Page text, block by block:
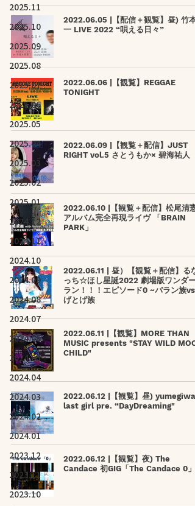
2025.11
2025.10
2025.09
2025.08
2025.07
2025.06
2025.05
2025.04
2025.03
2025.02
2025.01
2024.12
2024.11
2024.10
2024.09
2024.08
2024.07
2024.06
2024.05
2024.04
2024.03
2024.02
2024.01
2023.12
2023.11
2023.10
2022.06.05 |【配信＋観覧】昼) 竹本
一 LIVE 2022 “唄える日々”
2022.06.06 |【観覧】REGGAE
TONIGHT
2022.06.09 |【観覧＋配信】JUST
RIGHT vol.5 さとうもか× 碧海祐人
2022.06.10 |【観覧＋配信】松尾清憲
アルバム完全再現ライヴ 「BRAIN
PARK」
2022.06.11 | 昼）【観覧＋配信】るな
っち☆ほし星誕2022 劇場版ワンダー
ラン！！！エピソード0 ~バラン族vs
げとげ族
2022.06.11 |【観覧】MORE THAN
MUSIC presents "STAY WILD
CHILD"
2022.06.12 |【観覧】昼) yumegiwa
last girl pre. “DayDreaming"
2022.06.12 |【観覧】夜) The
Candace 初GIG「The Candace 0」